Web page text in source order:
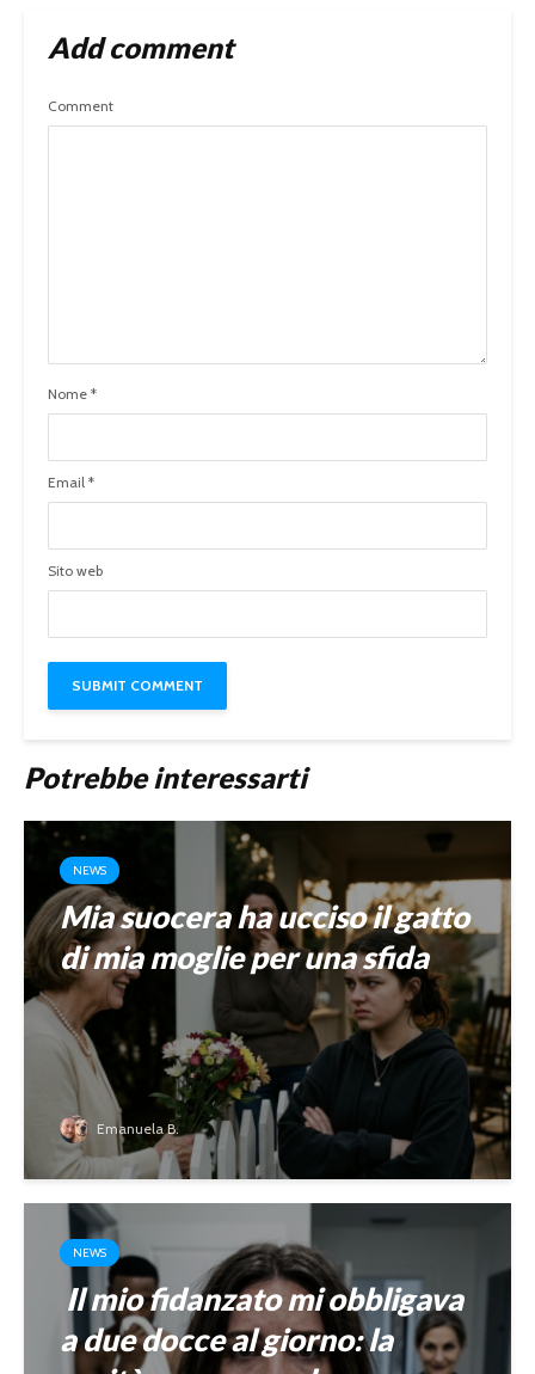
Add comment
Comment
Nome *
Email *
Sito web
Potrebbe interessarti
NEWS
Mia suocera ha ucciso il gatto
di mia moglie per una sfida
Emanuela B.
NEWS
Il mio fidanzato mi obbligava
a due docce al giorno: la